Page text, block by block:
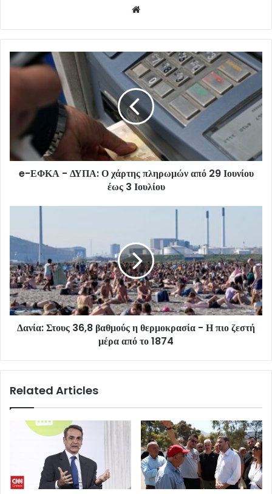
e-ΕΦΚΑ - ΔΥΠΑ: Ο χάρτης πληρωμών από 29 Ιουνίου
έως 3 Ιουλίου
Δανία: Στους 36,8 βαθμούς η θερμοκρασία - Η πιο ζεστή
μέρα από το 1874
Related Articles